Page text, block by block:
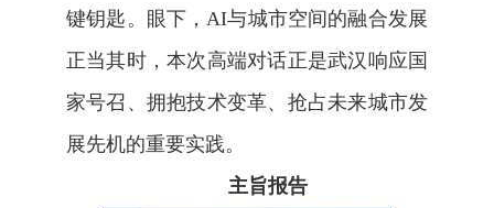
键钥匙。眼下，AI与城市空间的融合发展
正当其时，本次高端对话正是武汉响应国
家号召、拥抱技术变革、抢占未来城市发
展先机的重要实践。
主旨报告